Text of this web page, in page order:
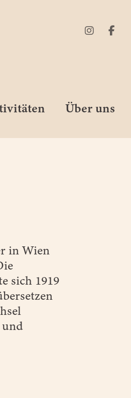
Über uns
in Wien
sich 1919
und